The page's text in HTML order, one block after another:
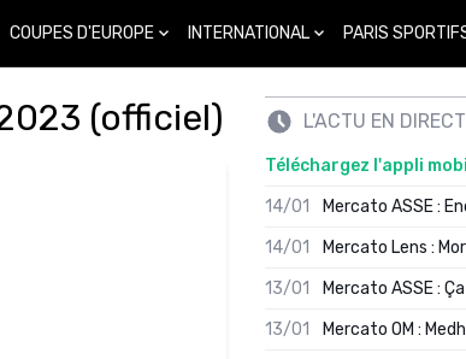
COUPES D'EUROPE INTERNATIONAL PARIS
(officiel) L'ACTU EN DIRECT
Téléchargez l'appli
14/01
Mercato ASSE :
14/01
Mercato Lens :
13/01
Mercato ASSE :
13/01
Mercato OM :